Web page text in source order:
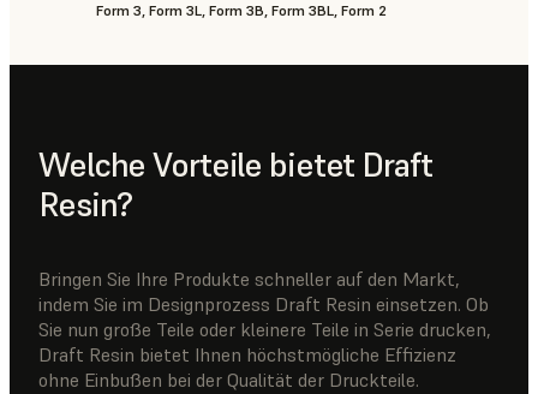
Form 3, Form 3L, Form 3B, Form 3BL, Form 2
Welche Vorteile bietet Draft
Resin?
Bringen Sie Ihre Produkte schneller auf den Markt,
indem Sie im Designprozess Draft Resin einsetzen. Ob
Sie nun große Teile oder kleinere Teile in Serie drucken,
Draft Resin bietet Ihnen höchstmögliche Effizienz
ohne Einbußen bei der Qualität der Druckteile.